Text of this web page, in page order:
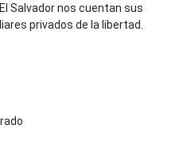
Salvador nos cuentan sus
privados de la libertad.